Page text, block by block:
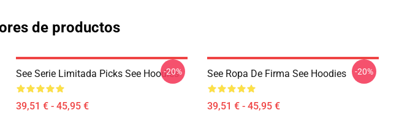
de productos
See Serie Limitada Picks See Hoodies
39,51 € - 45,95 €
-20% See Ropa De Firma See Hoodies
39,51 € - 45,95 €
-20%